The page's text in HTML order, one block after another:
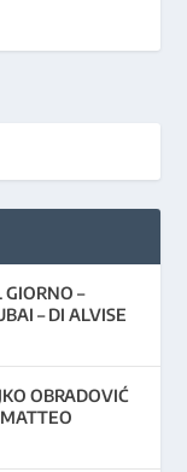
GIORNO –
– DI ALVISE
OBRADOVIĆ